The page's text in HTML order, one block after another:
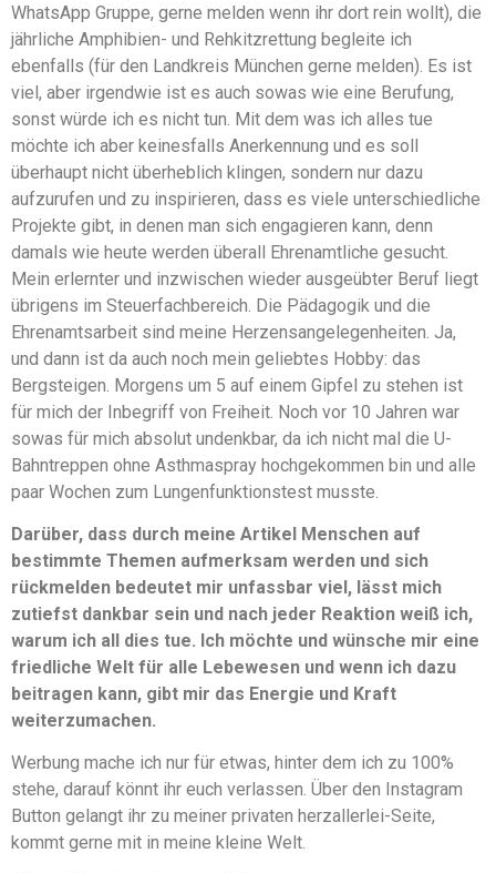
WhatsApp Gruppe, gerne melden wenn ihr dort rein wollt), die
jährliche Amphibien- und Rehkitzrettung begleite ich
ebenfalls (für den Landkreis München gerne melden). Es ist
viel, aber irgendwie ist es auch sowas wie eine Berufung,
sonst würde ich es nicht tun. Mit dem was ich alles tue
möchte ich aber keinesfalls Anerkennung und es soll
überhaupt nicht überheblich klingen, sondern nur dazu
aufzurufen und zu inspirieren, dass es viele unterschiedliche
Projekte gibt, in denen man sich engagieren kann, denn
damals wie heute werden überall Ehrenamtliche gesucht.
Mein erlernter und inzwischen wieder ausgeübter Beruf liegt
übrigens im Steuerfachbereich. Die Pädagogik und die
Ehrenamtsarbeit sind meine Herzensangelegenheiten. Ja,
und dann ist da auch noch mein geliebtes Hobby: das
Bergsteigen. Morgens um 5 auf einem Gipfel zu stehen ist
für mich der Inbegriff von Freiheit. Noch vor 10 Jahren war
sowas für mich absolut undenkbar, da ich nicht mal die U-
Bahntreppen ohne Asthmaspray hochgekommen bin und alle
paar Wochen zum Lungenfunktionstest musste.
Darüber, dass durch meine Artikel Menschen auf
bestimmte Themen aufmerksam werden und sich
rückmelden bedeutet mir unfassbar viel, lässt mich
zutiefst dankbar sein und nach jeder Reaktion weiß ich,
warum ich all dies tue. Ich möchte und wünsche mir eine
friedliche Welt für alle Lebewesen und wenn ich dazu
beitragen kann, gibt mir das Energie und Kraft
weiterzumachen.
Werbung mache ich nur für etwas, hinter dem ich zu 100%
stehe, darauf könnt ihr euch verlassen. Über den Instagram
Button gelangt ihr zu meiner privaten herzallerlei-Seite,
kommt gerne mit in meine kleine Welt.